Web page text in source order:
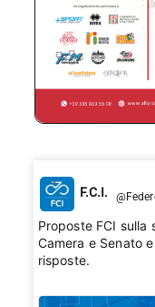
F.C.I.
Proposte FCI
Camera e Senato
risposte.